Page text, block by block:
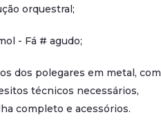
orquestral;
- Fá # agudo;
dos polegares em metal, com
técnicos necessários,
completo e acessórios.